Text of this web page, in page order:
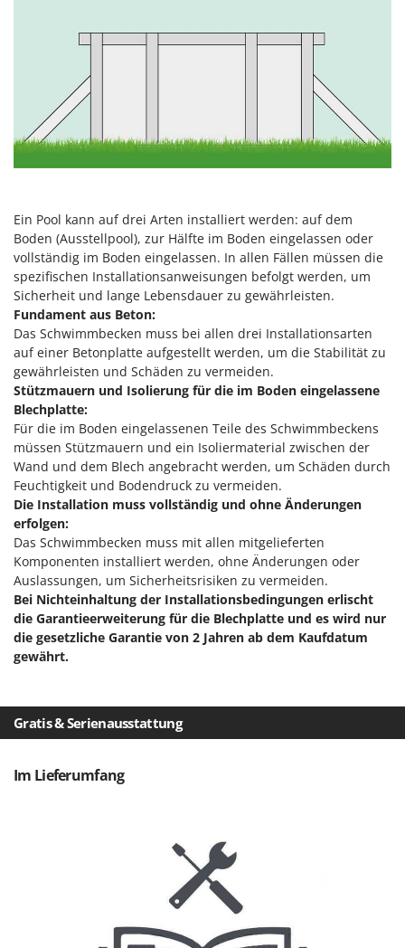
Wasserpumpen
Wasserpumpen für Traktoren
Wein- und Obstpressen
Wiesenwalzen für Traktor
Wippsägen
Wurstfüller
Z
Zerstäuber
Zinkeneggen
Zubehör für Rasentraktoren
KitchenAid
Laica
Lampacrescia - MGM
Landxcape
Lavor
Linea VZ
Lisam
Lotusgrill
M
M.A.I.BO.
Macom
Macte Ovens
Makita
MAMMAMIA
Marcato
Marina Systems
Master
Mastercook
McCulloch
MCH
Michelin
Minox
Mockmill
More than chef
New O.M.R.A.
Ein Pool kann auf drei Arten installiert werden: auf dem
Boden (Ausstellpool), zur Hälfte im Boden eingelassen oder
vollständig im Boden eingelassen. In allen Fällen müssen die
spezifischen Installationsanweisungen befolgt werden, um
Sicherheit und lange Lebensdauer zu gewährleisten.
Fundament aus Beton:
Das Schwimmbecken muss bei allen drei Installationsarten
auf einer Betonplatte aufgestellt werden, um die Stabilität zu
gewährleisten und Schäden zu vermeiden.
Stützmauern und Isolierung für die im Boden eingelassene
Blechplatte:
Für die im Boden eingelassenen Teile des Schwimmbeckens
müssen Stützmauern und ein Isoliermaterial zwischen der
Wand und dem Blech angebracht werden, um Schäden durch
Feuchtigkeit und Bodendruck zu vermeiden.
Die Installation muss vollständig und ohne Änderungen
erfolgen:
Das Schwimmbecken muss mit allen mitgelieferten
Komponenten installiert werden, ohne Änderungen oder
Auslassungen, um Sicherheitsrisiken zu vermeiden.
Bei Nichteinhaltung der Installationsbedingungen erlischt
die Garantieerweiterung für die Blechplatte und es wird nur
die gesetzliche Garantie von 2 Jahren ab dem Kaufdatum
gewährt.
Gratis & Serienausstattung
Im Lieferumfang